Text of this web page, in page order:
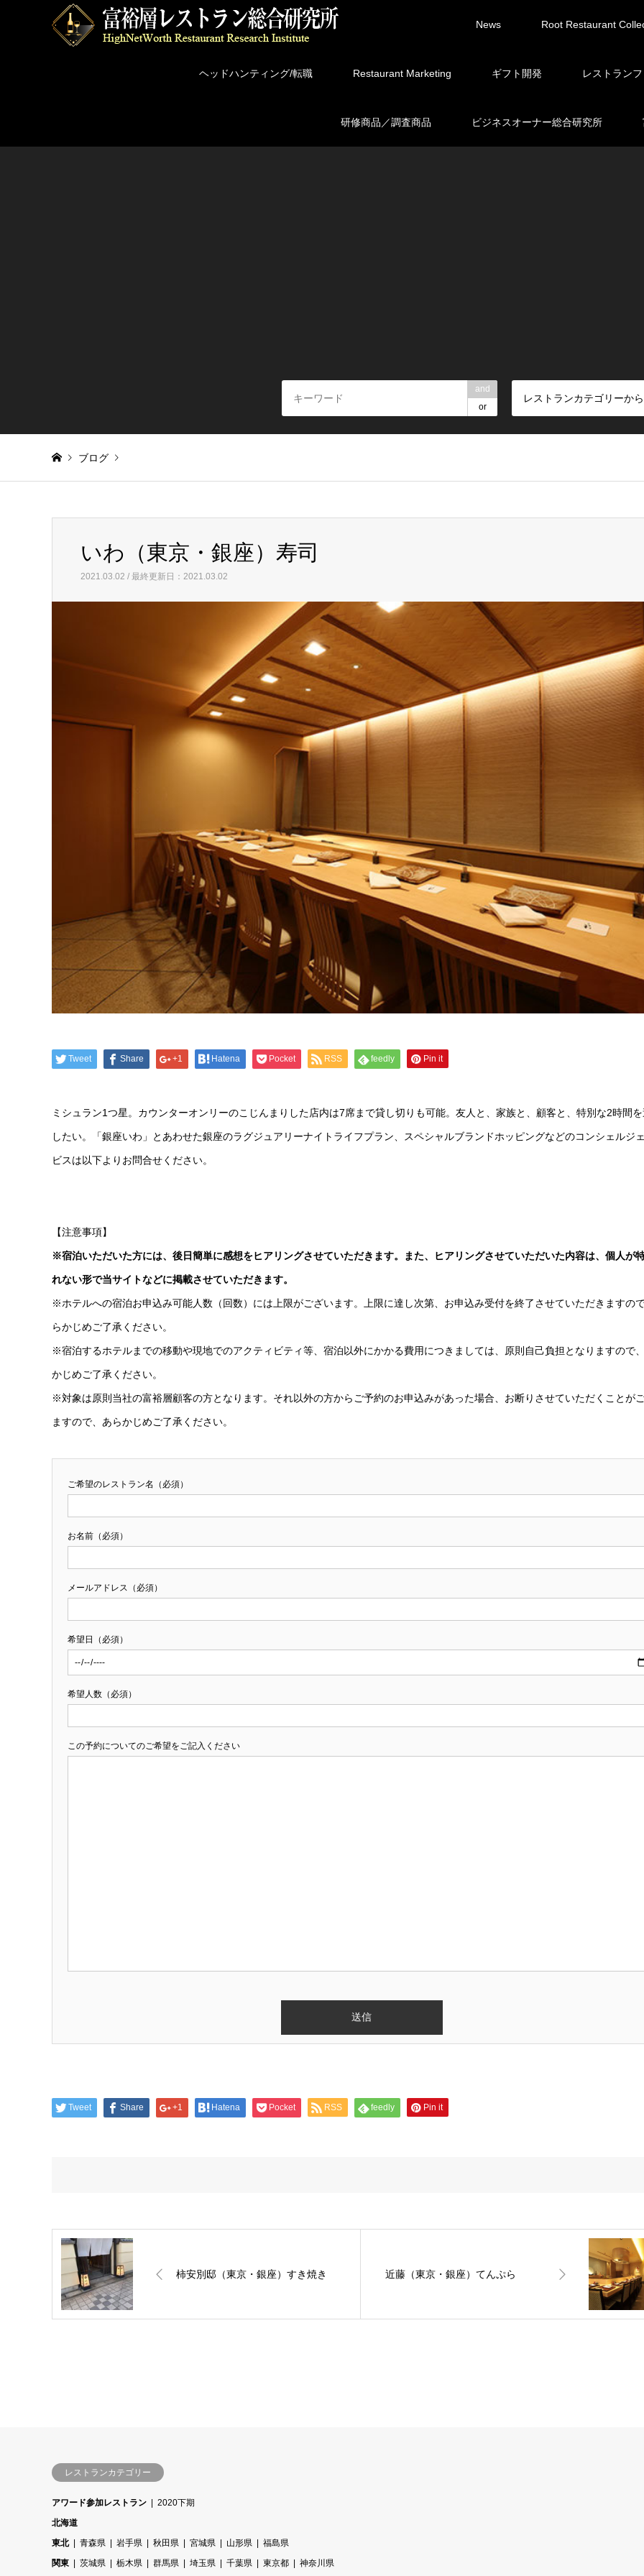
News Root Restaurant
ヘッドハンティング/転職 Restaurant Marketing ギフト開発 レストラン
研修商品／調査商品 ビジネスオーナー総合研究所
and
or
レストランカテゴリーか
ブログ
いわ（東京・銀座）寿司
いわ（東京・銀座）寿司
2021.03.02 / 最終更新日：2021.03.02
Tweet Share +1 Hatena Pocket RSS feedly Pin it
ミシュラン1つ星。カウンターオンリーのこじんまりした店内は7席まで貸し切りも可能。友人と、家族と、顧客と、特別な2時間
したい。「銀座いわ」とあわせた銀座のラグジュアリーナイトライフプラン、スペシャルブランドホッピングなどのコンシェルジ
ビスは以下よりお問合せください。
【注意事項】
※宿泊いただいた方には、後日簡単に感想をヒアリングさせていただきます。また、ヒアリングさせていただいた内容は、個人が
れない形で当サイトなどに掲載させていただきます。
※ホテルへの宿泊お申込み可能人数（回数）には上限がございます。上限に達し次第、お申込み受付を終了させていただきますの
らかじめご了承ください。
※宿泊するホテルまでの移動や現地でのアクティビティ等、宿泊以外にかかる費用につきましては、原則自己負担となりますので
かじめご了承ください。
※対象は原則当社の富裕層顧客の方となります。それ以外の方からご予約のお申込みがあった場合、お断りさせていただくことが
ますので、あらかじめご了承ください。
ご希望のレストラン名（必須）
お名前（必須）
メールアドレス（必須）
希望日（必須）
希望人数（必須）
この予約についてのご希望をご記入ください
Tweet Share +1 Hatena Pocket RSS feedly Pin it
柿安別邸（東京・銀座）すき焼き 近藤（東京・銀座）てんぷら
レストランカテゴリー
アワード参加レストラン
2020下期
北海道
東北
青森県 岩手県 秋田県 宮城県 山形県
福島県
関東
茨城県 栃木県 群馬県 埼玉県 千葉県 東京都 神奈川県